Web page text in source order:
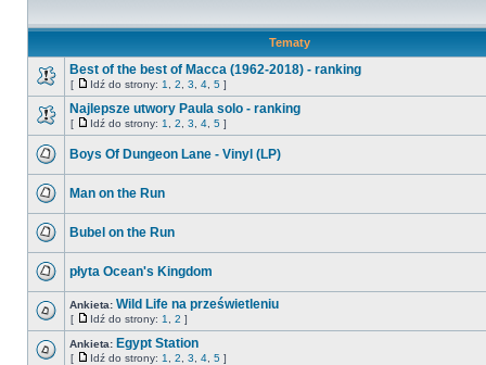
Tematy
Best of the best of Macca (1962-2018) - ranking
[ Idź do strony: 1 2 3 4 5 ]
Najlepsze utwory Paula solo - ranking
[ Idź do strony: 1 2 3 4 5 ]
Boys Of Dungeon Lane - Vinyl (LP)
Man on the Run
Bubel on the Run
płyta Ocean's Kingdom
Ankieta: Wild Life na prześwietleniu
[ Idź do strony: 1 2 ]
Ankieta: Egypt Station
[ Idź do strony: 1 2 3 4 5 ]